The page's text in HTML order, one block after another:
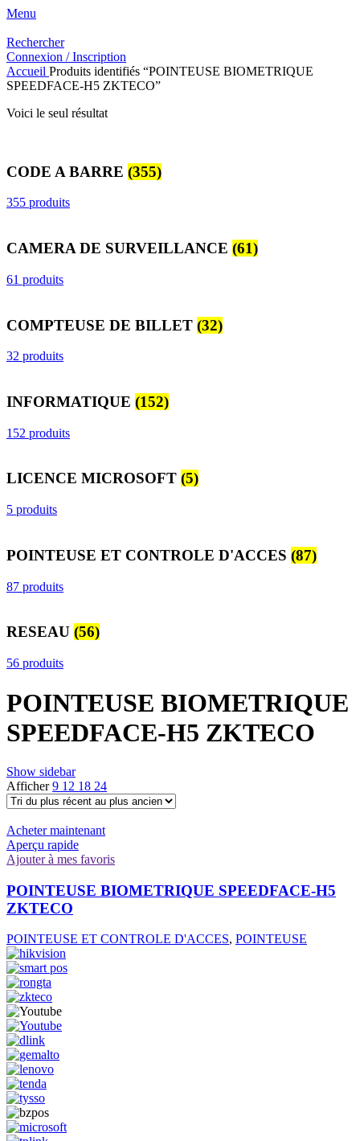
Menu
Rechercher
Connexion / Inscription
Accueil Produits identifiés “POINTEUSE BIOMETRIQUE
SPEEDFACE-H5 ZKTECO”
Voici le seul résultat
CODE A BARRE (355)
355 produits
CAMERA DE SURVEILLANCE (61)
61 produits
COMPTEUSE DE BILLET (32)
32 produits
INFORMATIQUE (152)
152 produits
LICENCE MICROSOFT (5)
5 produits
POINTEUSE ET CONTROLE D'ACCES (87)
87 produits
RESEAU (56)
56 produits
POINTEUSE BIOMETRIQUE
SPEEDFACE-H5 ZKTECO
Show sidebar
Afficher9 12 18 24
Acheter maintenant
Aperçu rapide
Ajouter à mes favoris
POINTEUSE BIOMETRIQUE SPEEDFACE-H5
ZKTECO
POINTEUSE ET CONTROLE D'ACCES, POINTEUSE